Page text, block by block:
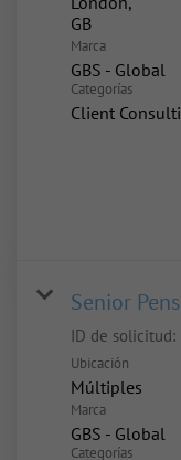
Marca
GBS - Global
Categorías
Client
Senior
ID de solicitud:
Ubicación
Múltiples
Marca
GBS - Global
Categorías